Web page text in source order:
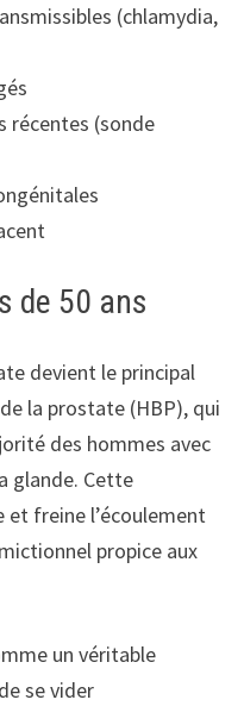
(chlamydia,
récentes (sonde
de 50 ans
devient le principal
la prostate (HBP), qui
des hommes avec
glande. Cette
et freine l’écoulement
propice aux
un véritable
se vider